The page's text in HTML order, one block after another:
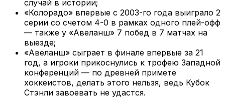
случай в истории;
«Колорадо» впервые с 2003-го года выиграло 2
серии со счетом 4-0 в рамках одного плей-офф
— также у «Авеланш» 7 побед в 7 матчах на
выезде;
«Авеланш» сыграет в финале впервые за 21
год, а игроки прикоснулись к трофею Западной
конференций — по древней примете
хоккеистов, делать этого нельзя, ведь Кубок
Стэнли завоевать не удастся.